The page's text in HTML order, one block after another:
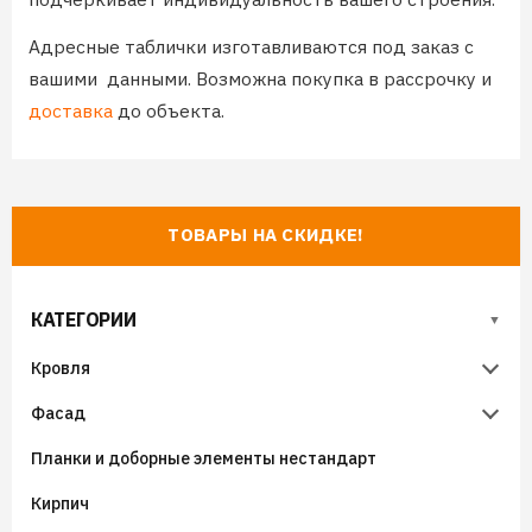
ТОВАРЫ НА СКИДКЕ!
КАТЕГОРИИ
Кровля
Металлочерепица
Металлочерепица Супермонтеррей
Металлочерепица Панорама
Гибкая черепица
Гибкая черепица (мягкая кровля) SHINGLAS
Фальцевая кровля
Фасад
Металлический сайдинг
Виниловый сайдинг
Планки и доборные элементы нестандарт
Кирпич
Адресные таблички изготавливаются под заказ с
вашими данными. Возможна покупка в рассрочку и
доставка до объекта.